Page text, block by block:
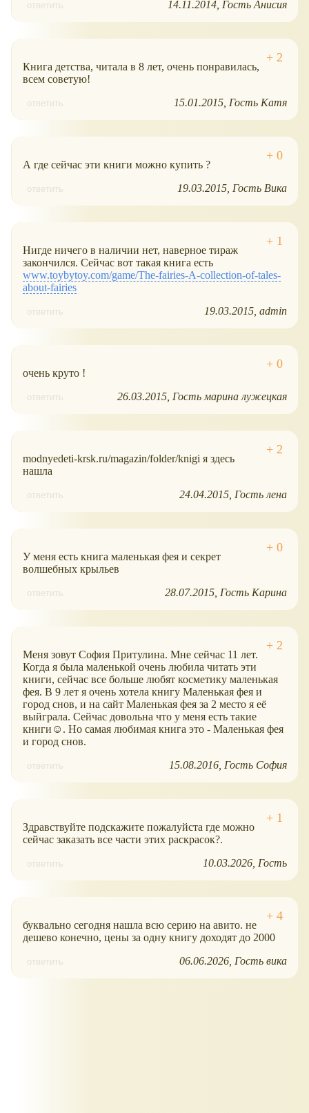
ответить 14.11.2014 Гость Анисия
Книга детства, читала в 8 лет, очень понравилась,
всем советую!
ответить 15.01.2015 Гость Катя
А где сейчас эти книги можно купить ?
ответить 19.03.2015 Гость Вика
Нигде ничего в наличии нет, наверное тираж
закончился. Сейчас вот такая книга есть
www.toybytoy.com/game/The-fairies-A-collection-of-tales-
about-fairies
ответить 19.03.2015 admin
очень круто !
ответить 26.03.2015 Гость марина лужецкая
modnyedeti-krsk.ru/magazin/folder/knigi я здесь
нашла
ответить 24.04.2015 Гость лена
У меня есть книга маленькая фея и секрет
волшебных крыльев
ответить 28.07.2015 Гость Карина
Меня зовут София Притулина. Мне сейчас 11 лет.
Когда я была маленькой очень любила читать эти
книги, сейчас все больше любят косметику маленькая
фея. В 9 лет я очень хотела книгу Маленькая фея и
город снов, и на сайт Маленькая фея за 2 место я её
выйграла. Сейчас довольна что у меня есть такие
книги☺. Но самая любимая книга это - Маленькая фея
и город снов.
ответить 15.08.2016 Гость София
Здравствуйте подскажите пожалуйста где можно
сейчас заказать все части этих раскрасок?.
ответить 10.03.2026 Гость
буквально сегодня нашла всю серию на авито. не
дешево конечно, цены за одну книгу доходят до 2000
ответить 06.06.2026 Гость вика